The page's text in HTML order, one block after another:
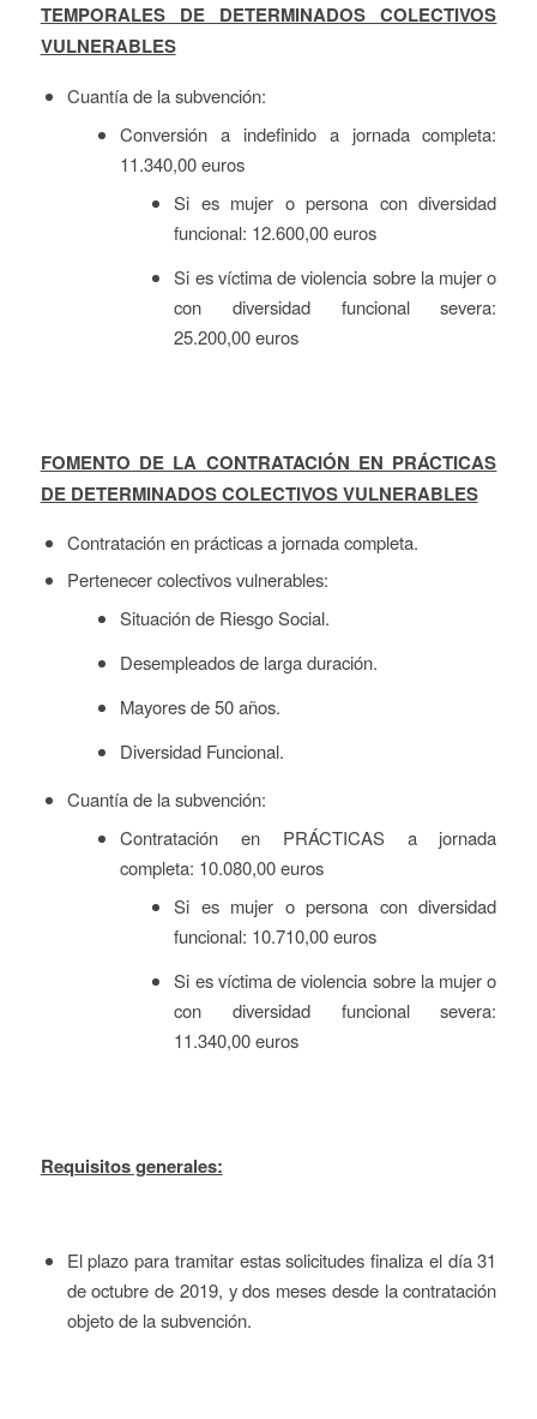
TEMPORALES DE DETERMINADOS COLECTIVOS
VULNERABLES
Cuantía de la subvención:
Conversión a indefinido a jornada completa:
11.340,00 euros
Si es mujer o persona con diversidad
funcional: 12.600,00 euros
Si es víctima de violencia sobre la mujer o
con diversidad funcional severa:
25.200,00 euros
FOMENTO DE LA CONTRATACIÓN EN PRÁCTICAS
DE DETERMINADOS COLECTIVOS VULNERABLES
Contratación en prácticas a jornada completa.
Pertenecer colectivos vulnerables:
Situación de Riesgo Social.
Desempleados de larga duración.
Mayores de 50 años.
Diversidad Funcional.
Cuantía de la subvención:
Contratación en PRÁCTICAS a jornada
completa: 10.080,00 euros
Si es mujer o persona con diversidad
funcional: 10.710,00 euros
Si es víctima de violencia sobre la mujer o
con diversidad funcional severa:
11.340,00 euros
Requisitos generales:
El plazo para tramitar estas solicitudes finaliza el día 31
de octubre de 2019, y dos meses desde la contratación
objeto de la subvención.